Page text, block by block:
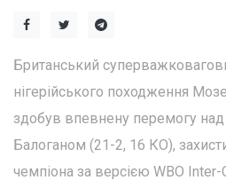
Британський
нігерійського походження
здобув впевнену перемогу
Балоганом (21-2, 16 КО),
чемпіона за версією WBO